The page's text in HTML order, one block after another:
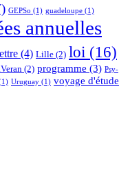
GEPSo (1) guadeloupe (1)
annuelles
(4) Lille (2) loi (16)
(2) programme (3) Psy-
Uruguay (1) voyage d'étude